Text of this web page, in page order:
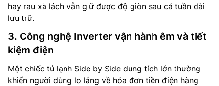
hay rau xà lách vẫn giữ được độ giòn sau cả tuần dài
lưu trữ.
3. Công nghệ Inverter vận hành êm và tiết
kiệm điện
Một chiếc tủ lạnh Side by Side dung tích lớn thường
khiến người dùng lo lắng về hóa đơn tiền điện hàng